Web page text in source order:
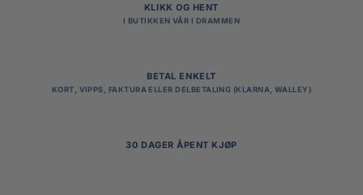
KLIKK OG HENT
I BUTIKKEN VÅR I DRAMMEN
BETAL ENKELT
KORT, VIPPS, FAKTURA ELLER DELBETALING (KLARNA, WALLEY)
30 DAGER ÅPENT KJØP